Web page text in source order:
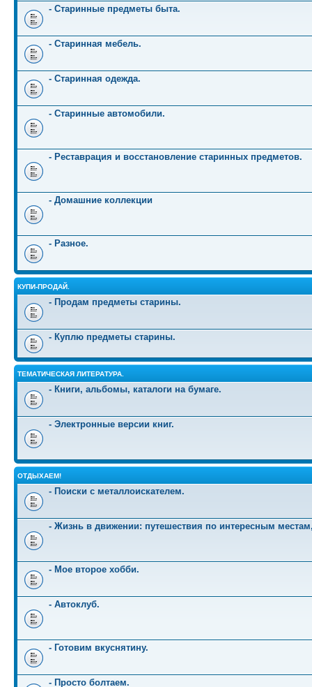
- Старинные предметы быта.
- Старинная мебель.
- Старинная одежда.
- Старинные автомобили.
- Реставрация и восстановление старинных предметов.
- Домашние коллекции
- Разное.
КУПИ-ПРОДАЙ.
- Продам предметы старины.
- Куплю предметы старины.
ТЕМАТИЧЕСКАЯ ЛИТЕРАТУРА.
- Книги, альбомы, каталоги на бумаге.
- Электронные версии книг.
ОТДЫХАЕМ!
- Поиски с металлоискателем.
- Жизнь в движении: путешествия по интересным
- Мое второе хобби.
- Автоклуб.
- Готовим вкуснятину.
- Просто болтаем.